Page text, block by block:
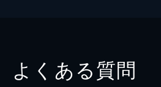
よくある質問